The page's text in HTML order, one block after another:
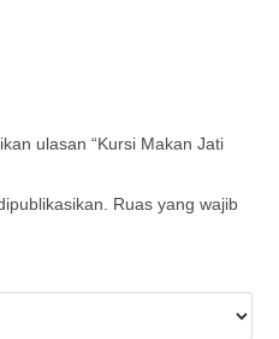
ulasan “Kursi Makan Jati
Ruas yang wajib